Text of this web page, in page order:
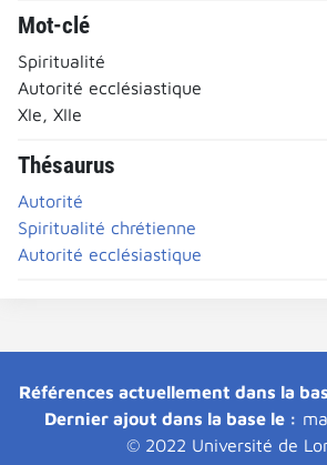
Mot-clé
Spiritualité
Autorité ecclésiastique
XIe, XIIe
Thésaurus
Autorité
Spiritualité chrétienne
Autorité ecclésiastique
Références actuellement dans la
Dernier ajout dans la base le :
© 2022 Université de